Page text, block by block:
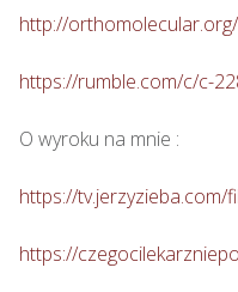
http://
https://rumble.com/c/c-
O wyroku na mnie :
https://tv.jerzyzieba.com/
https://